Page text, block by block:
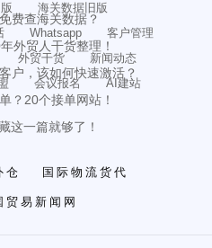
费查海关数据？
外贸人干货整理！
户，该如何快速激活？
？20个接单网站！
这一篇就够了！
海关数据旧版
Whatsapp
客户管理
外贸干货
新闻动态
会议报名
AI建站
仓 国际物流货代
贸易新闻网